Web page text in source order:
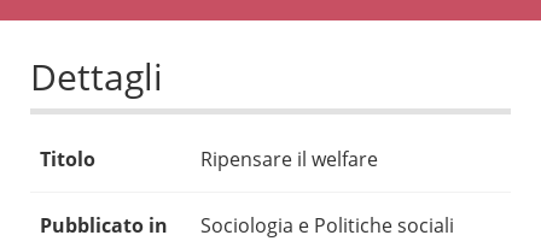
Dettagli
Titolo Ripensare il welfare
Pubblicato in Sociologia e Politiche sociali